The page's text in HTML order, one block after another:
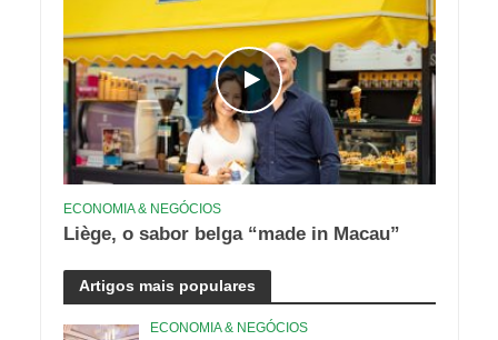
ECONOMIA & NEGÓCIOS
Liège, o sabor belga “made in Macau”
Artigos mais populares
ECONOMIA & NEGÓCIOS